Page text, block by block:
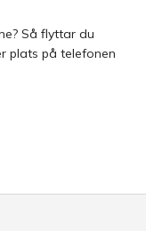
Så flyttar du
plats på telefonen